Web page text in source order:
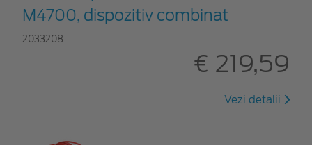
M4700, dispozitiv combinat
2033208
€ 219,59
Vezi detalii